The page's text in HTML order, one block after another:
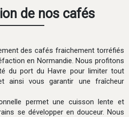
de nos cafés
des cafés fraichement torréfiés
en Normandie. Nous profitons
du port du Havre pour limiter tout
ainsi vous garantir une fraîcheur
permet une cuisson lente et
se développer en douceur. Nous